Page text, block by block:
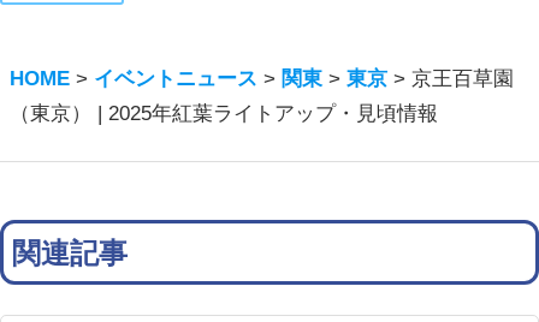
HOME > イベントニュース > 関東 >東京 >京王百草園
（東京） | 2025年紅葉ライトアップ・見頃情報
関連記事